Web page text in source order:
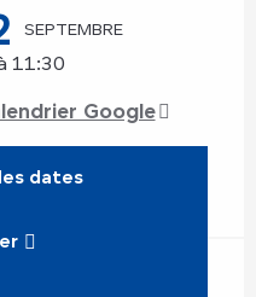
SEPTEMBRE
11:30
Google
dates